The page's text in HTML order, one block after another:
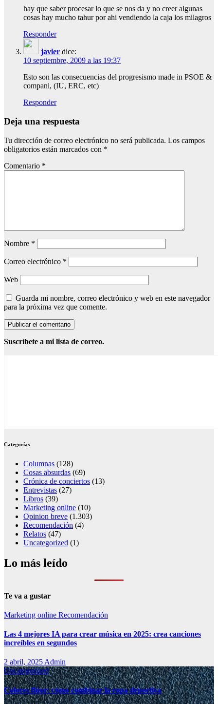
hay que saber procesar lo que se nos da y no creer algunas
cosas hay mucho tahur por ahi vendiendo la caja los milagros
Responder
javier dice:
10 septiembre, 2009 a las 19:37
Esto son las consecuencias del progresismo made in PSOE &
compani, (IU, ERC, etc)
Responder
Deja una respuesta
Tu dirección de correo electrónico no será publicada. Los campos
obligatorios están marcados con *
Comentario *
Nombre *
Correo electrónico *
Web
Guarda mi nombre, correo electrónico y web en este navegador
para la próxima vez que comente.
Suscríbete a mi lista de correo.
Categorías
Columnas (128)
Cosas absurdas (69)
Crónica de conciertos (13)
Entrevistas (27)
Libros (39)
Marketing online (10)
Opinion breve (1.303)
Recomendación (4)
Relatos (47)
Uncategorized (1)
Lo más leído
Te va a gustar
Marketing online Recomendación
Las 4 mejores IA para crear música en 2025: crea canciones
increíbles en segundos
2 abril, 2025Admin
Uncategorized
Colores flúor: cómo combinar la ropa deportiva